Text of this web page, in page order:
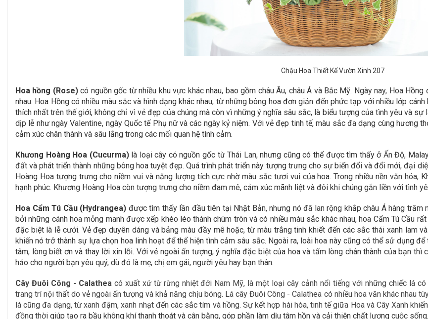
Chậu Hoa Thiết Kế Vườn Xinh 207
Hoa hồng (Rose)có nguồn gốc từ nhiều khu vực khác nhau, bao gồm châu Âu, châu Á và Bắc Mỹ. Ngày nay, Hoa
nhau. Hoa Hồng có nhiều màu sắc và hình dạng khác nhau, từ những bông hoa đơn giản đến phức tạp với nhiều lớp
thích nhất trên thế giới, không chỉ vì vẻ đẹp của chúng mà còn vì những ý nghĩa sâu sắc, là biểu tượng của tình yêu và
dịp lễ như ngày Valentine, ngày Quốc tế Phụ nữ và các ngày kỷ niệm. Với vẻ đẹp tinh tế, màu sắc đa dạng cùng
cảm xúc chân thành và sâu lắng trong các mối quan hệ tình cảm.
Khương Hoàng Hoa (Cucurma)là loại cây có nguồn gốc từ Thái Lan, nhưng cũng có thể được tìm thấy ở Ấn Độ,
đất và phát triển thành những bông hoa tuyệt đẹp. Quá trình phát triển này tượng trưng cho sự biến đổi và đổi mới, đại
Hoàng Hoa tượng trưng cho niềm vui và năng lượng tích cực nhờ màu sắc tươi vui của hoa. Trong nhiều nền văn
hạnh phúc. Khương Hoàng Hoa còn tượng trưng cho niềm đam mê, cảm xúc mãnh liệt và đôi khi chúng gắn liền với tình
Hoa Cẩm Tú Cầu (Hydrangea) được tìm thấy lần đầu tiên tại Nhật Bản, nhưng nó đã lan rộng khắp châu Á hàng
bởi những cánh hoa mỏng manh được xếp khéo léo thành chùm tròn và có nhiều màu sắc khác nhau, hoa Cẩm Tú Cầu
đặc biệt là lễ cưới. Vẻ đẹp duyên dáng và bảng màu đầy mê hoặc, từ màu trắng tinh khiết đến các sắc thái xanh lam
khiến nó trở thành sự lựa chọn hoa linh hoạt để thể hiện tình cảm sâu sắc. Ngoài ra, loài hoa này cũng có thể sử dụng
tâm, lòng biết ơn và thay lời xin lỗi. Với vẻ ngoài ấn tượng, ý nghĩa đặc biệt của hoa và tấm lòng chân thành của bạn thì
hảo cho người bạn yêu quý, dù đó là mẹ, chị em gái, người yêu hay bạn thân.
Cây Đuôi Công - Calatheacó xuất xứ từ rừng nhiệt đới Nam Mỹ, là một loại cây cảnh nổi tiếng với những chiếc lá
trang trí nội thất do vẻ ngoài ấn tượng và khả năng chịu bóng. Lá cây Đuôi Công - Calathea có nhiều hoa văn khác nhau
lá cũng đa dạng, từ xanh đậm, xanh nhạt đến các sắc tím và hồng. Sự kết hợp hài hòa, tinh tế giữa Hoa và Cây Xanh khiến
đồng thời giúp tạo ra bầu không khí thanh thoát và cân bằng, góp phần làm dịu tâm hồn và cải thiện chất lượng cuộc sống.